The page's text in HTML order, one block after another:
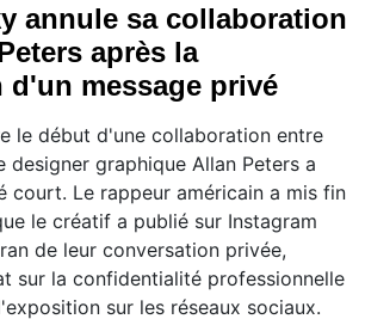
annule sa collaboration
après la
message privé
le début d'une collaboration entre
designer graphique Allan Peters a
court. Le rappeur américain a mis fin
le créatif a publié sur Instagram
de leur conversation privée,
sur la confidentialité professionnelle
sur les réseaux sociaux.